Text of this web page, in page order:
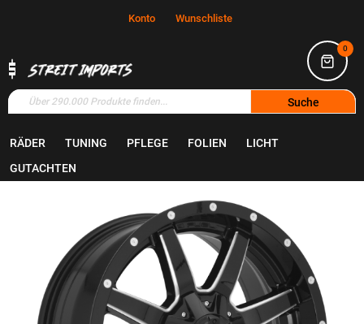
Konto Wunschliste
0
Suche
RÄDER TUNING PFLEGE FOLIEN
LICHT
GUTACHTEN
Zum
Ende